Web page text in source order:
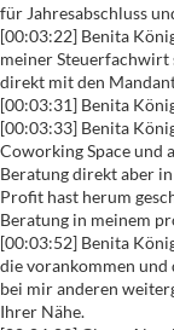
für Jahresabschluss
[00:03:22] Benita
meiner Steuerfachwirt
direkt mit den
[00:03:31] Benita
[00:03:33] Benita
Coworking Space und
Beratung direkt aber
Profit hast herum
Beratung in meinem
[00:03:52] Benita
die vorankommen und
bei mir anderen
Ihrer Nähe.